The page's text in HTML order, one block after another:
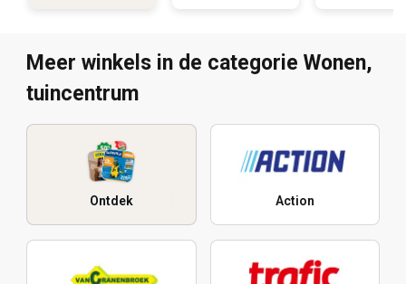
Meer winkels in de categorie Wonen,
tuincentrum
Ontdek Action